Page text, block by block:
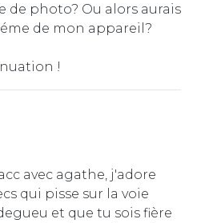
de photo? Ou alors aurais
de mon appareil?
!
avec agathe, j'adore
qui pisse sur la voie
et que tu sois fière